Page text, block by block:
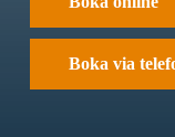
Boka via